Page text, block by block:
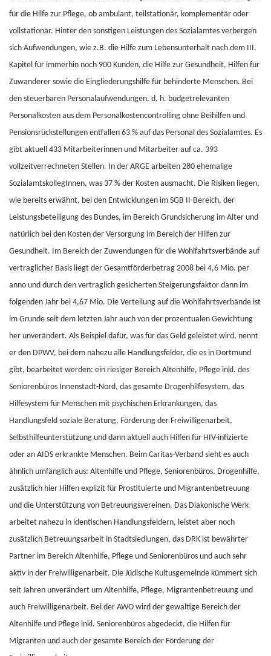
für die Hilfe zur Pflege, ob ambulant, teilstationär, komplementär oder
vollstationär. Hinter den sonstigen Leistungen des Sozialamtes verbergen
sich Aufwendungen, wie z.B. die Hilfe zum Lebensunterhalt nach dem III.
Kapitel für immerhin noch 900 Kunden, die Hilfe zur Gesundheit, Hilfen für
Zuwanderer sowie die Eingliederungshilfe für behinderte Menschen. Bei
den steuerbaren Personalaufwendungen, d. h. budgetrelevanten
Personalkosten aus dem Personalkostencontrolling ohne Beihilfen und
Pensionsrückstellungen entfallen 63 % auf das Personal des Sozialamtes. Es
gibt aktuell 433 Mitarbeiterinnen und Mitarbeiter auf ca. 393
vollzeitverrechneten Stellen. In der ARGE arbeiten 280 ehemalige
SozialamtskollegInnen, was 37 % der Kosten ausmacht. Die Risiken liegen,
wie bereits erwähnt, bei den Entwicklungen im SGB II-Bereich, der
Leistungsbeteiligung des Bundes, im Bereich Grundsicherung im Alter und
natürlich bei den Kosten der Versorgung im Bereich der Hilfen zur
Gesundheit. Im Bereich der Zuwendungen für die Wohlfahrtsverbände auf
vertraglicher Basis liegt der Gesamtförderbetrag 2008 bei 4,6 Mio. per
anno und durch den vertraglich gesicherten Steigerungsfaktor dann im
folgenden Jahr bei 4,67 Mio. Die Verteilung auf die Wohlfahrtsverbände ist
im Grunde seit dem letzten Jahr auch von der prozentualen Gewichtung
her unverändert. Als Beispiel dafür, was für das Geld geleistet wird, nennt
er den DPWV, bei dem nahezu alle Handlungsfelder, die es in Dortmund
gibt, bearbeitet werden: ein riesiger Bereich Altenhilfe, Pflege inkl. des
Seniorenbüros Innenstadt-Nord, das gesamte Drogenhilfesystem, das
Hilfesystem für Menschen mit psychischen Erkrankungen, das
Handlungsfeld soziale Beratung, Förderung der Freiwilligenarbeit,
Selbsthilfeunterstützung und dann aktuell auch Hilfen für HIV-infizierte
oder an AIDS erkrankte Menschen. Beim Caritas-Verband sieht es auch
ähnlich umfänglich aus: Altenhilfe und Pflege, Seniorenbüros, Drogenhilfe,
zusätzlich hier Hilfen explizit für Prostituierte und Migrantenbetreuung
und die Unterstützung von Betreuungsvereinen. Das Diakonische Werk
arbeitet nahezu in identischen Handlungsfeldern, leistet aber noch
zusätzlich Betreuungsarbeit in Stadtsiedlungen, das DRK ist bewährter
Partner im Bereich Altenhilfe, Pflege und Seniorenbüros und auch sehr
aktiv in der Freiwilligenarbeit. Die Jüdische Kultusgemeinde kümmert sich
seit Jahren unverändert um Altenhilfe, Pflege, Migrantenbetreuung und
auch Freiwilligenarbeit. Bei der AWO wird der gewaltige Bereich der
Altenhilfe und Pflege inkl. Seniorenbüros abgedeckt, die Hilfen für
Migranten und auch der gesamte Bereich der Förderung der